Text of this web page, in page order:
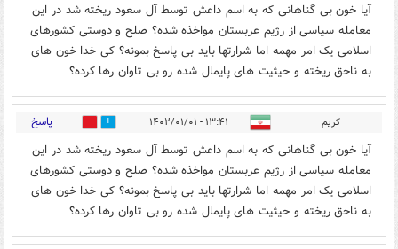
آیا خون بی گناهانی که به اسم داعش توسط آل سعود ریخته شد در این
معامله سیاسی از رژیم عربستان مواخذه شده؟ صلح و دوستی کشورهای
اسلامی یک امر مهمه اما شرارتها باید بی پاسخ بمونه؟ کی خدا خون های
به ناحق ریخته و حیثیت های پایمال شده رو بی تاوان رها کرده؟
کریم ۱۳:۴۱ - ۱۴۰۲/۰۱/۰۱ 0 پاسخ
آیا خون بی گناهانی که به اسم داعش توسط آل سعود ریخته شد در این
معامله سیاسی از رژیم عربستان مواخذه شده؟ صلح و دوستی کشورهای
اسلامی یک امر مهمه اما شرارتها باید بی پاسخ بمونه؟ کی خدا خون های
به ناحق ریخته و حیثیت های پایمال شده رو بی تاوان رها کرده؟